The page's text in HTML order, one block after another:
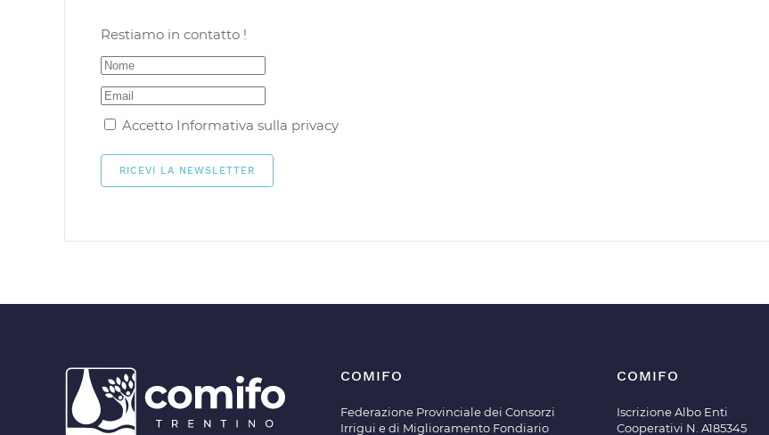
Restiamo in contatto !
Accetto Informativa sulla privacy
COMIFO
Federazione Provinciale dei Consorzi
Irrigui e di Miglioramento Fondiario
COMIFO
Iscrizione Albo Enti
Cooperativi N. A185345